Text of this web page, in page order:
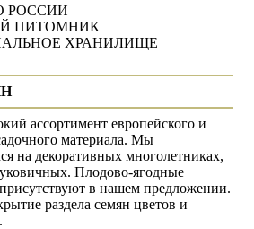
РОССИИ
ПИТОМНИК
ХРАНИЛИЩЕ
ассортимент европейского и
материала. Мы
на декоративных многолетниках,
Плодово-ягодные
в нашем предложении.
раздела семян цветов и